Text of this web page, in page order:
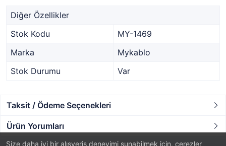
Size daha iyi bir alışveriş deneyimi sunabilmek için, çerezler
Diğer Özellikler
Stok Kodu
MY-1469
Marka
Mykablo
Stok Durumu
Var
Taksit / Ödeme Seçenekleri
Ürün Yorumları